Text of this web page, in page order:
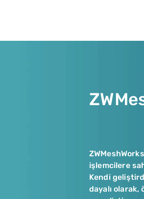
işlemcilere
Kendi
dayalı olarak,